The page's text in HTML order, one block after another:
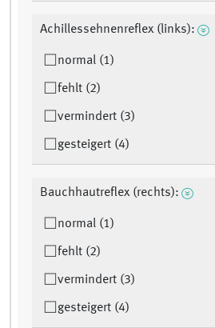
Achillessehnenreflex (links):
normal (1)
fehlt (2)
vermindert (3)
gesteigert (4)
Bauchhautreflex (rechts):
normal (1)
fehlt (2)
vermindert (3)
gesteigert (4)